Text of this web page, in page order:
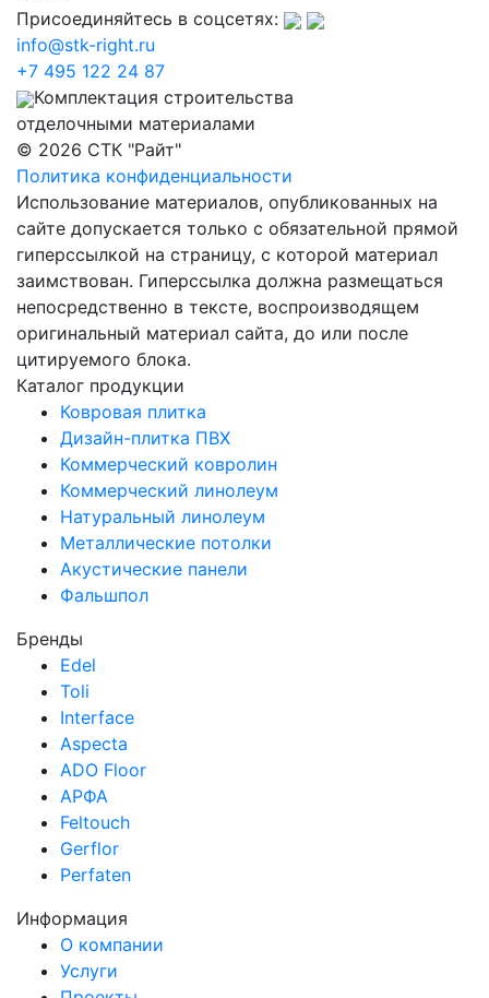
Присоединяйтесь в соцсетях:
info@stk-right.ru
+7 495 122 24 87
Комплектация строительства
отделочными материалами
© 2026 СТК "Райт"
Политика конфиденциальности
Использование материалов, опубликованных на
сайте допускается только с обязательной прямой
гиперссылкой на страницу, с которой материал
заимствован. Гиперссылка должна размещаться
непосредственно в тексте, воспроизводящем
оригинальный материал сайта, до или после
цитируемого блока.
Каталог продукции
Ковровая плитка
Дизайн-плитка ПВХ
Коммерческий ковролин
Коммерческий линолеум
Натуральный линолеум
Металлические потолки
Акустические панели
Фальшпол
Бренды
Edel
Toli
Interface
Aspecta
ADO Floor
АРФА
Feltouch
Gerflor
Perfaten
Информация
О компании
Услуги